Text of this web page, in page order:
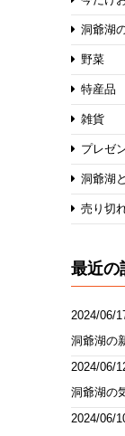
洞爺湖
野菜
特産品
雑貨
プレゼ
洞爺湖
売り切
最近の
2024/06/
洞爺湖の
2024/06/
洞爺湖の
2024/06/